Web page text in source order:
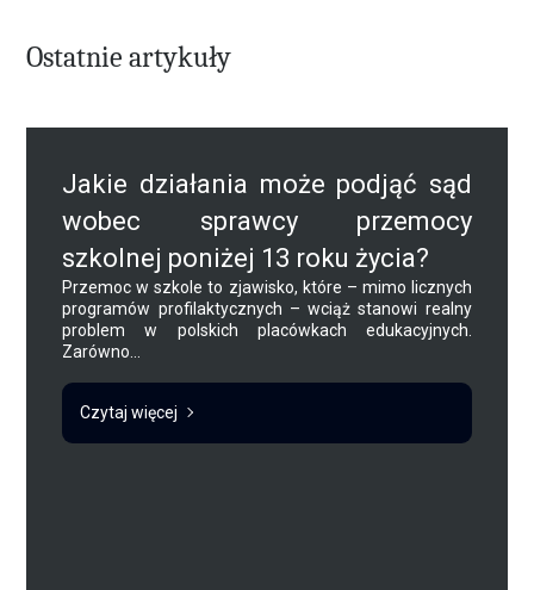
Ostatnie artykuły
Jakie działania może podjąć sąd
wobec sprawcy przemocy
szkolnej poniżej 13 roku życia?
Przemoc w szkole to zjawisko, które – mimo licznych
programów profilaktycznych – wciąż stanowi realny
problem w polskich placówkach edukacyjnych.
Zarówno...
Czytaj więcej